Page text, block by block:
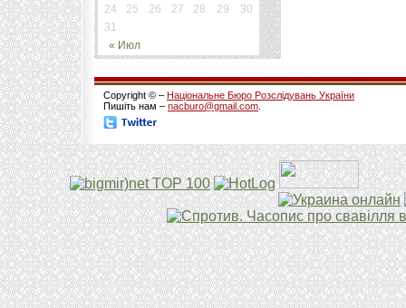
« Июл
24
25 26 27 28 29
30
31
Copyright © – Національне Бюро Розслідувань України
Пишіть нам – nacburo@gmail.com